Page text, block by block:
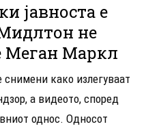
јавноста е
не
Меган Маркл
како излегуваат
а видеото, според
однос. Односот